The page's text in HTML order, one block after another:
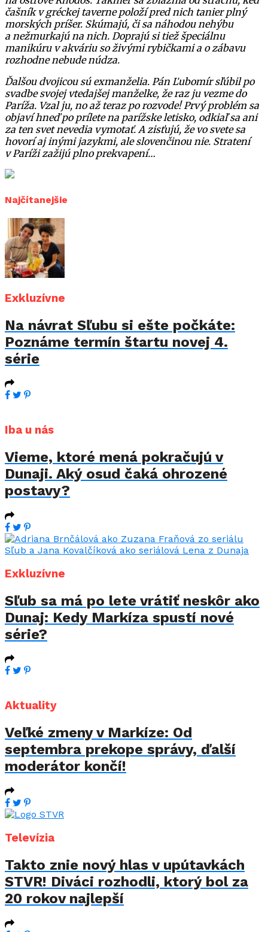
čašník v gréckej taverne položí pred nich tanier plný
morských príšer. Skúmajú, či sa náhodou nehýbu
a nežmurkajú na nich. Doprajú si tiež špeciálnu
manikúru v akváriu so živými rybičkami a o zábavu
rozhodne nebude núdza.
Ďalšou dvojicou sú exmanželia. Pán Ľubomír sľúbil po
svadbe svojej vtedajšej manželke, že raz ju vezme do
Paríža. Vzal ju, no až teraz po rozvode! Prvý problém sa
objaví hneď po prílete na parížske letisko, odkiaľ sa ani
za ten svet nevedia vymotať. A zisťujú, že vo svete sa
hovorí aj inými jazykmi, ale slovenčinou nie. Stratení
v Paríži zažijú plno prekvapení…
Najčítanejšie
Exkluzívne
Na návrat Sľubu si ešte počkáte:
Poznáme termín štartu novej 4.
série
Iba u nás
Vieme, ktoré mená pokračujú v
Dunaji. Aký osud čaká ohrozené
postavy?
Exkluzívne
Sľub sa má po lete vrátiť neskôr ako
Dunaj: Kedy Markíza spustí nové
série?
Aktuality
Veľké zmeny v Markíze: Od
septembra prekope správy, ďalší
moderátor končí!
Televízia
Takto znie nový hlas v upútavkách
STVR! Diváci rozhodli, ktorý bol za
20 rokov najlepší